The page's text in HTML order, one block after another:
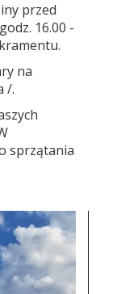
przed
16.00 -
na
/.
sprzątania